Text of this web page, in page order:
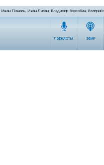
Иван Панкин, Иван Лизан, Владимир Ворсобин, Валерий
ПОДКАСТЫ ЭФИР